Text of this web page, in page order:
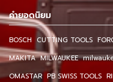
คำยอดนิยม
BOSCH CUTTING TOOLS
MAKITA MILWAUKEE
OMASTAR PB SWISS TOOLS